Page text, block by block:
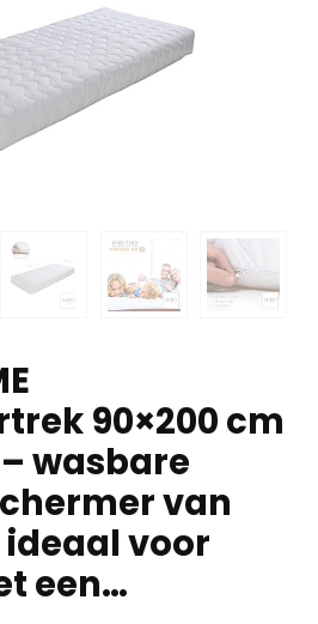
90×200 cm
wasbare
van
voor
een…